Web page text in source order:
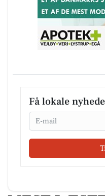
Få lokale
Email